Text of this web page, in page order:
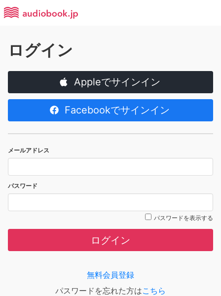
ログイン
Appleでサインイン
Facebookでサインイン
メールアドレス
パスワード
パスワードを表示する
ログイン
無料会員登録
パスワードを忘れた方はこちら